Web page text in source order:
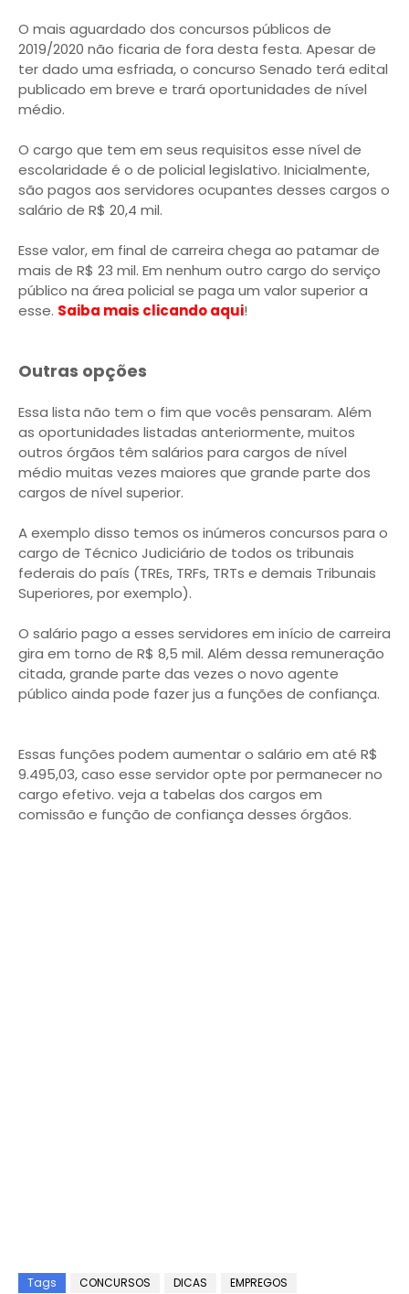
O mais aguardado dos concursos públicos de
2019/2020 não ficaria de fora desta festa. Apesar de
ter dado uma esfriada, o concurso Senado terá edital
publicado em breve e trará oportunidades de nível
médio.
O cargo que tem em seus requisitos esse nível de
escolaridade é o de policial legislativo. Inicialmente,
são pagos aos servidores ocupantes desses cargos o
salário de R$ 20,4 mil.
Esse valor, em final de carreira chega ao patamar de
mais de R$ 23 mil. Em nenhum outro cargo do serviço
público na área policial se paga um valor superior a
esse. Saiba mais clicando aqui!
Outras opções
Essa lista não tem o fim que vocês pensaram. Além
as oportunidades listadas anteriormente, muitos
outros órgãos têm salários para cargos de nível
médio muitas vezes maiores que grande parte dos
cargos de nível superior.
A exemplo disso temos os inúmeros concursos para o
cargo de Técnico Judiciário de todos os tribunais
federais do país (TREs, TRFs, TRTs e demais Tribunais
Superiores, por exemplo).
O salário pago a esses servidores em início de carreira
gira em torno de R$ 8,5 mil. Além dessa remuneração
citada, grande parte das vezes o novo agente
público ainda pode fazer jus a funções de confiança.
Essas funções podem aumentar o salário em até R$
9.495,03, caso esse servidor opte por permanecer no
cargo efetivo. veja a tabelas dos cargos em
comissão e função de confiança desses órgãos.
Tags CONCURSOS DICAS EMPREGOS